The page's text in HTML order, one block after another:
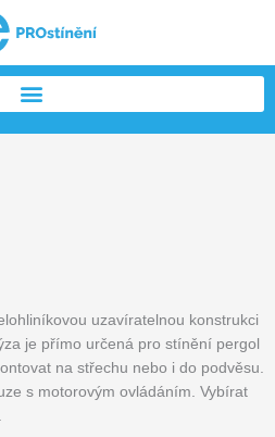
uzavíratelnou konstrukci
je přímo určená pro stínění pergol
na střechu nebo i do podvěsu.
s motorovým ovládáním. Vybírat